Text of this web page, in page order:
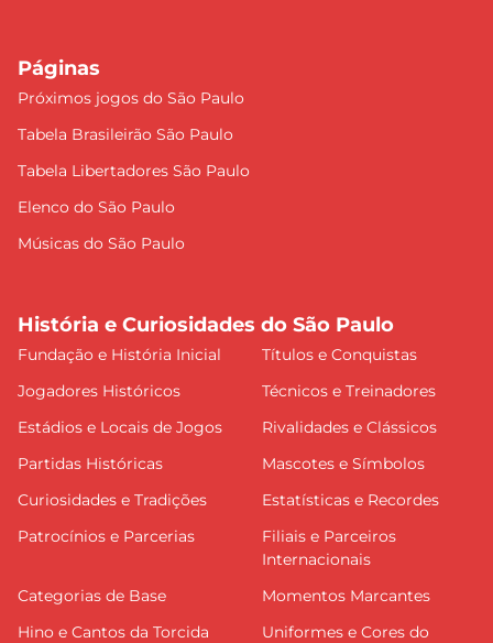
Páginas
Próximos jogos do São Paulo
Tabela Brasileirão São Paulo
Tabela Libertadores São Paulo
Elenco do São Paulo
Músicas do São Paulo
História e Curiosidades do São Paulo
Fundação e História Inicial
Títulos e Conquistas
Jogadores Históricos
Técnicos e Treinadores
Estádios e Locais de Jogos
Rivalidades e Clássicos
Partidas Históricas
Mascotes e Símbolos
Curiosidades e Tradições
Estatísticas e Recordes
Patrocínios e Parcerias
Filiais e Parceiros
Internacionais
Categorias de Base
Momentos Marcantes
Hino e Cantos da Torcida
Uniformes e Cores do